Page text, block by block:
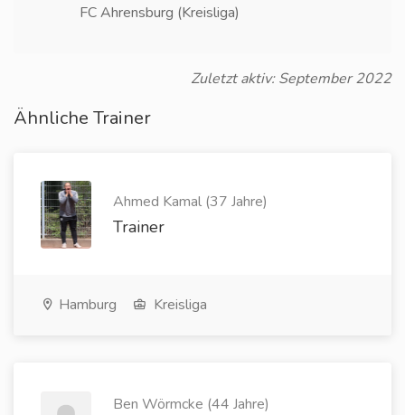
FC Ahrensburg (Kreisliga)
Zuletzt aktiv: September 2022
Ähnliche Trainer
Ahmed Kamal (37 Jahre)
Trainer
Hamburg Kreisliga
Ben Wörmcke (44 Jahre)